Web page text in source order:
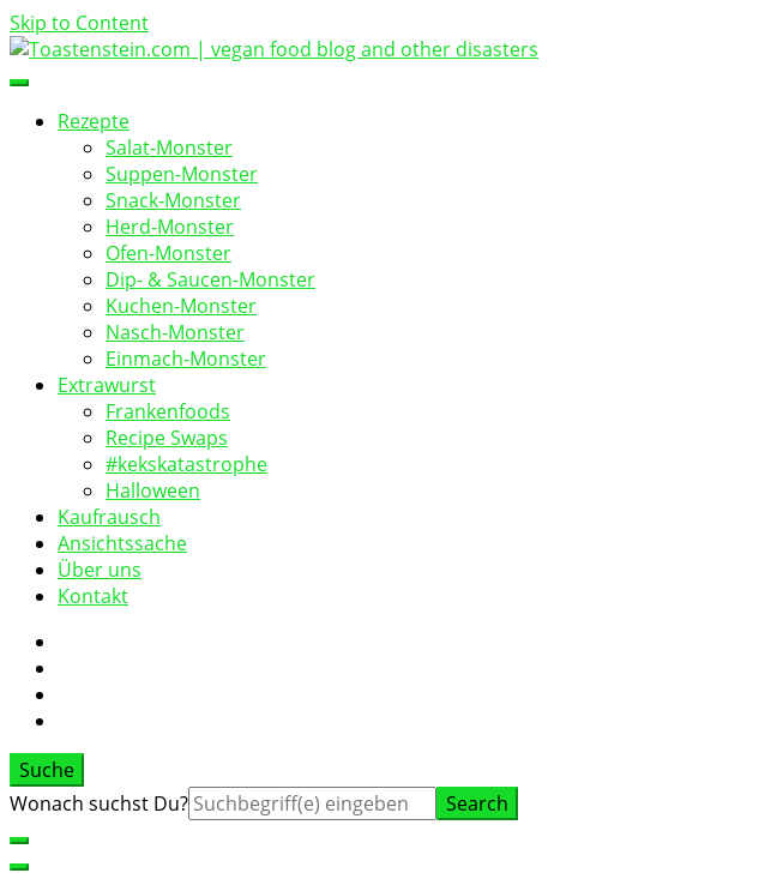
Skip to Content
Toastenstein.com
vegan food blog
Rezepte
Salat-Monster
Suppen-Monster
Snack-Monster
Herd-Monster
Ofen-Monster
Dip- & Saucen-Monster
Kuchen-Monster
Nasch-Monster
Einmach-Monster
Extrawurst
Frankenfoods
Recipe Swaps
#kekskatastrophe
Halloween
Kaufrausch
Ansichtssache
Über uns
Kontakt
Suche
Suche
Wonach suchst Du?